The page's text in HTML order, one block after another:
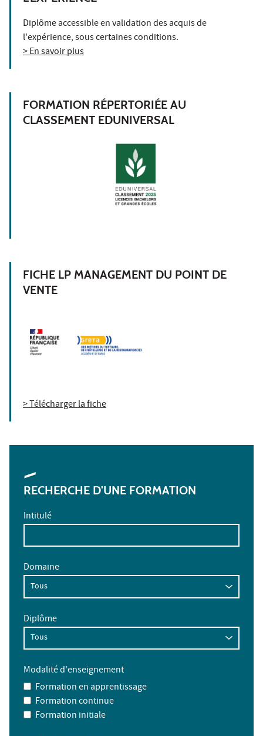
Diplôme accessible en validation des acquis de
l'expérience, sous certaines conditions.
> En savoir plus
FORMATION RÉPERTORIÉE AU
CLASSEMENT EDUNIVERSAL
FICHE LP MANAGEMENT DU POINT DE
VENTE
> Télécharger la fiche
RECHERCHE D'UNE FORMATION
Intitulé
Domaine
Diplôme
Modalité d'enseignement
Formation en apprentissage
Formation continue
Formation initiale